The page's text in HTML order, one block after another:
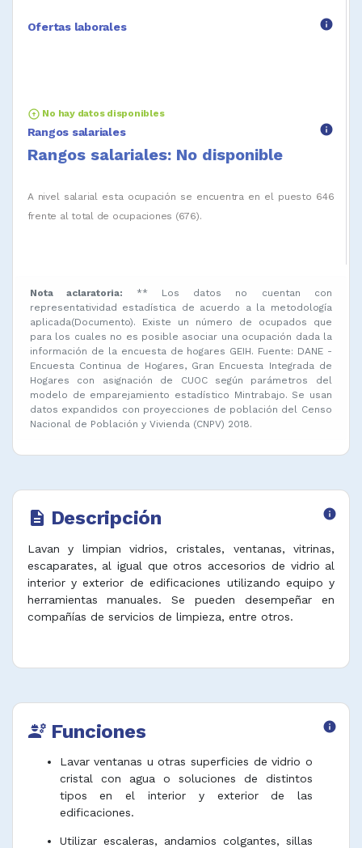
Ofertas laborales info
arrow_circle_up No hay datos disponibles
Rangos salariales info
Rangos salariales: No disponible
A nivel salarial esta ocupación se encuentra en el puesto 646
frente al total de ocupaciones (676).
Nota aclaratoria:
** Los datos no cuentan con
representatividad estadística de acuerdo a la metodología
aplicada(Documento). Existe un número de ocupados que
para los cuales no es posible asociar una ocupación dada la
información de la encuesta de hogares GEIH. Fuente: DANE -
Encuesta Continua de Hogares, Gran Encuesta Integrada de
Hogares con asignación de CUOC según parámetros del
modelo de emparejamiento estadístico Mintrabajo. Se usan
datos expandidos con proyecciones de población del Censo
Nacional de Población y Vivienda (CNPV) 2018.
description Descripción info
Lavan y limpian vidrios, cristales, ventanas, vitrinas,
escaparates, al igual que otros accesorios de vidrio al
interior y exterior de edificaciones utilizando equipo y
herramientas manuales. Se pueden desempeñar en
compañías de servicios de limpieza, entre otros.
engineering Funciones info
Lavar ventanas u otras superficies de vidrio o
cristal con agua o soluciones de distintos
tipos en el interior y exterior de las
edificaciones.
Utilizar escaleras, andamios colgantes, sillas